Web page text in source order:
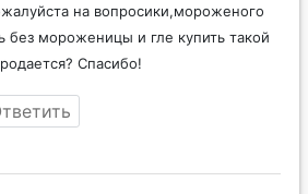
на вопросики,мороженого
без мороженицы и гле купить такой
Спасибо!